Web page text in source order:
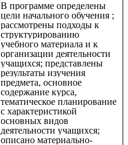
В программе определены
цели начального обучения ;
рассмотрены подходы к
структурированию
учебного материала и к
организации деятельности
учащихся; представлены
результаты изучения
предмета, основное
содержание курса,
тематическое планирование
с характеристикой
основных видов
деятельности учащихся;
описано материально-